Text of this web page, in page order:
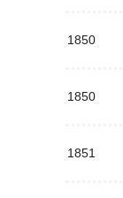
1850
1850
1851